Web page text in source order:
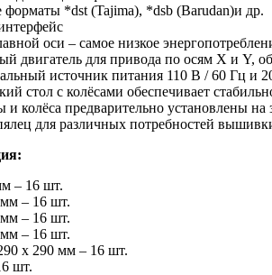
*dst (Tajima), *dsb (Barudan)и др.
оси – самое низкое
двигатель для привода по осям X и Y,
источник питания 110 В / 60 Гц и
стол с колёсами обеспечивает
колёса предварительно установлены на
для различных потребностей
– 16 шт.
– 16 шт.
– 16 шт.
– 16 шт.
х 290 мм – 16 шт.
шт.